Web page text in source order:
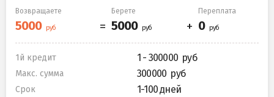
Возвращаете Берете Переплата
1й кредит 1 - 300000
Макс. сумма 300000
Срок 1-100 дней